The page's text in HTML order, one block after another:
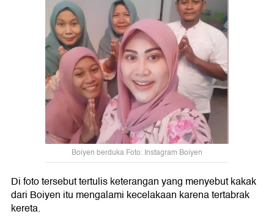
Boiyen berduka Foto: Instagram Boiyen
Di foto tersebut tertulis keterangan yang menyebut kakak
dari Boiyen itu mengalami kecelakaan karena tertabrak
kereta.